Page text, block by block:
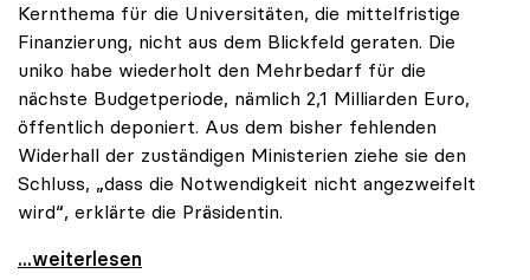
Kernthema für die Universitäten, die mittelfristige
Finanzierung, nicht aus dem Blickfeld geraten. Die
uniko habe wiederholt den Mehrbedarf für die
nächste Budgetperiode, nämlich 2,1 Milliarden Euro,
öffentlich deponiert. Aus dem bisher fehlenden
Widerhall der zuständigen Ministerien ziehe sie den
Schluss, „dass die Notwendigkeit nicht angezweifelt
wird“, erklärte die Präsidentin.
Seidler zu finanziellem Mehrbedarf: „Bisher keine
...weiterlesen